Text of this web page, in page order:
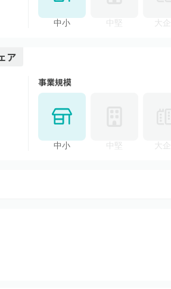
中小 中堅 大
ア
事業規模
中小 中堅 大